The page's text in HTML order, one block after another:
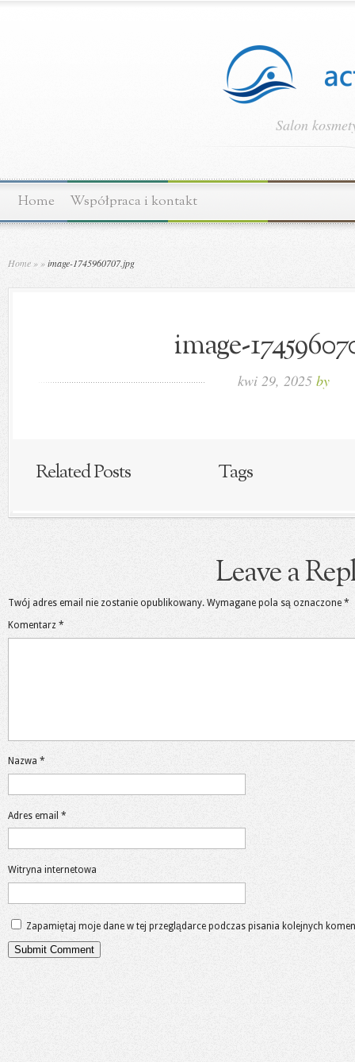
Salon
Home Współpraca i kontakt
Home » »image-1745960707.jpg
image-
kwi 29, 2025 by
Related Posts Tags
Leave a
Twój adres email nie zostanie opublikowany. Wymagane pola są oznaczone *
Komentarz *
Nazwa *
Adres email *
Witryna internetowa
Zapamiętaj moje dane w tej przeglądarce podczas pisania kolejnych